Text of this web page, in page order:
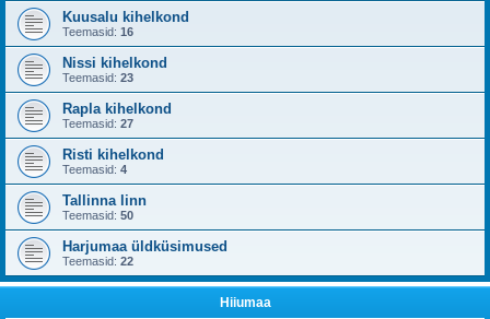
Kuusalu kihelkond
Teemasid: 16
Nissi kihelkond
Teemasid: 23
Rapla kihelkond
Teemasid: 27
Risti kihelkond
Teemasid: 4
Tallinna linn
Teemasid: 50
Harjumaa üldküsimused
Teemasid: 22
Hiiumaa